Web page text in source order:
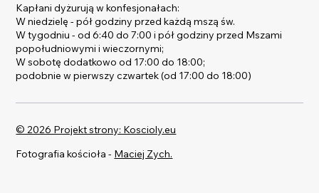
Kapłani dyżurują w konfesjonałach:
W niedzielę - pół godziny przed każdą mszą św.
W tygodniu - od 6:40 do 7:00 i pół godziny przed Mszami
popołudniowymi i wieczornymi;
W sobotę dodatkowo od 17:00 do 18:00;
podobnie w pierwszy czwartek (od 17:00 do 18:00)
© 2026 Projekt strony: Koscioly.eu
Fotografia kościoła - Maciej Zych.